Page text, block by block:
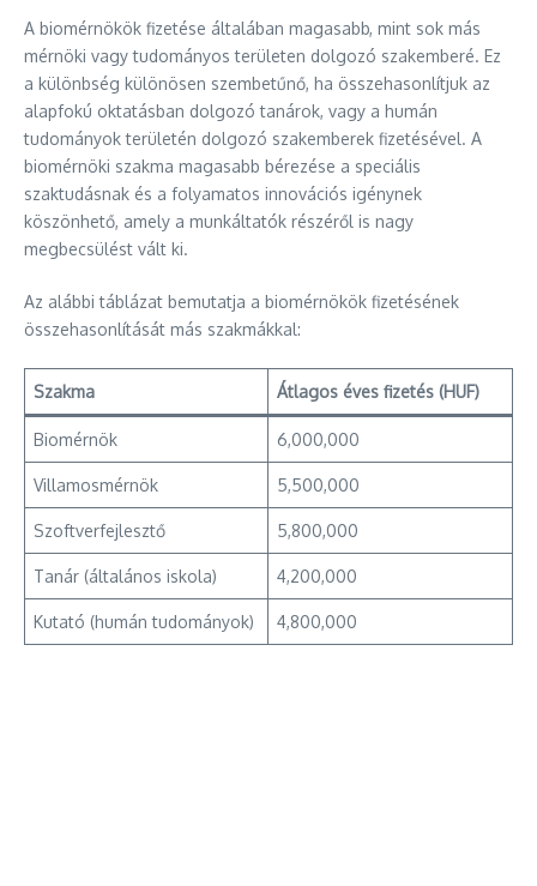
A biomérnökök fizetése általában magasabb, mint sok más
mérnöki vagy tudományos területen dolgozó szakemberé. Ez
a különbség különösen szembetűnő, ha összehasonlítjuk az
alapfokú oktatásban dolgozó tanárok, vagy a humán
tudományok területén dolgozó szakemberek fizetésével. A
biomérnöki szakma magasabb bérezése a speciális
szaktudásnak és a folyamatos innovációs igénynek
köszönhető, amely a munkáltatók részéről is nagy
megbecsülést vált ki.
Az alábbi táblázat bemutatja a biomérnökök fizetésének
összehasonlítását más szakmákkal:
Szakma Átlagos éves fizetés (HUF)
Biomérnök 6,000,000
Villamosmérnök 5,500,000
Szoftverfejlesztő 5,800,000
Tanár (általános iskola) 4,200,000
Kutató (humán tudományok) 4,800,000